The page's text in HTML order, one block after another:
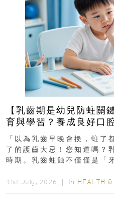
【乳齒期是幼兒防蛀關
育與學習？養成良好口腔習慣， 舒
瑯質 兒童牙膏防護指南
「以為乳齒早晚會換，蛀了
了的護齒大忌！您知道嗎？
時期。乳齒蛀蝕不僅僅是「
31st July, 2026 ｜ In HEALTH